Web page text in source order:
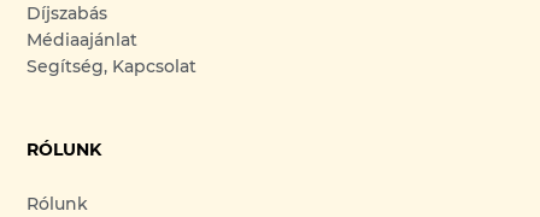
Díjszabás
Médiaajánlat
Segítség, Kapcsolat
RÓLUNK
Rólunk